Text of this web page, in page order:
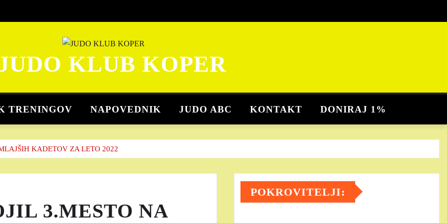
KLUB KOPER
TRENINGOV NAPOVEDNIK JUDO ABC KONTAKT DONIRAJ 1%
KADETOV ZA LETO 2022
3.MESTO NA
POKROVITELJI: